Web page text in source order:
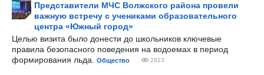
Представители МЧС Волжского района провели
важную встречу с учениками образовательного
центра «Южный город»
Целью визита было донести до школьников ключевые
правила безопасного поведения на водоемах в период
формирования льда.
Общество 2823